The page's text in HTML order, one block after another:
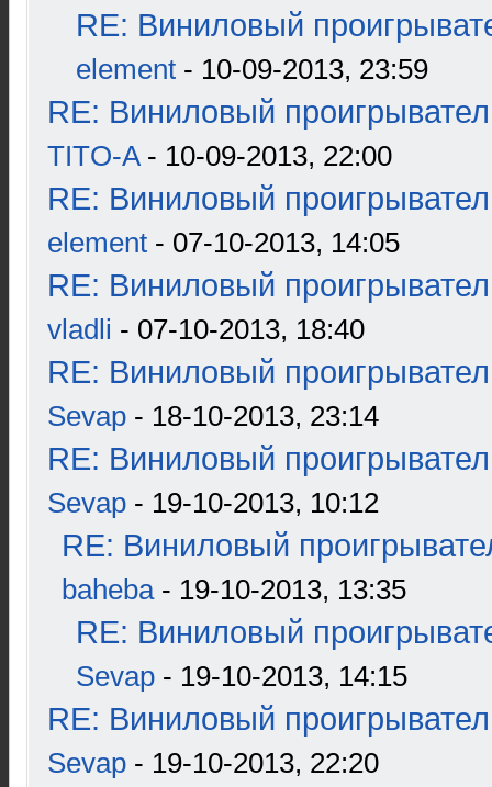
RE: Виниловый
element - 10-09-2013, 23:59
RE: Виниловый
TITO-A- 10-09-2013, 22:00
RE: Виниловый
element - 07-10-2013, 14:05
RE: Виниловый
vladli - 07-10-2013, 18:40
RE: Виниловый
Sevap - 18-10-2013, 23:14
RE: Виниловый
Sevap - 19-10-2013, 10:12
RE: Виниловый
baheba- 19-10-2013, 13:35
RE: Виниловый
Sevap - 19-10-2013, 14:15
RE: Виниловый
Sevap - 19-10-2013, 22:20